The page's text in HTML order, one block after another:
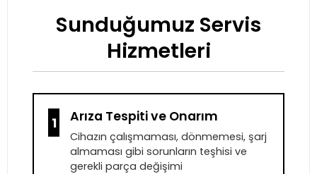
Sunduğumuz Servis
Hizmetleri
1 Arıza Tespiti ve Onarım
Cihazın çalışmaması, dönmemesi, şarj
almaması gibi sorunların teşhisi ve
gerekli parça değişimi